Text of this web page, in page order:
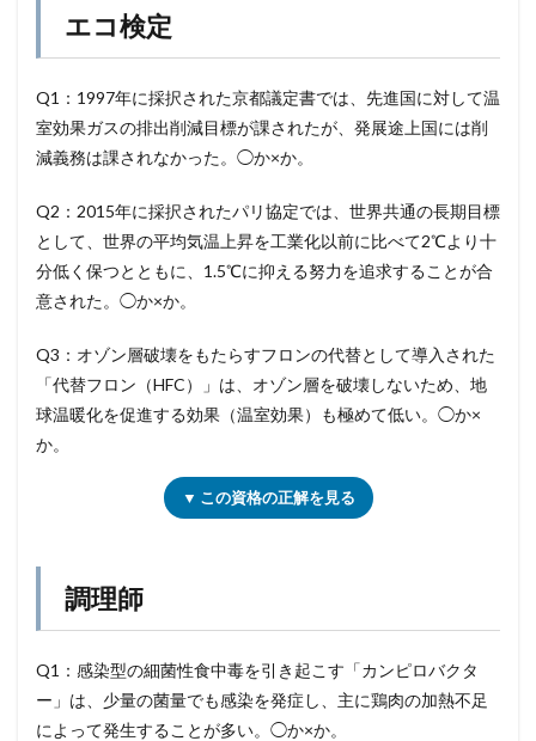
エコ検定
Q1：1997年に採択された京都議定書では、先進国に対して温
室効果ガスの排出削減目標が課されたが、発展途上国には削
減義務は課されなかった。◯か×か。
Q2：2015年に採択されたパリ協定では、世界共通の長期目標
として、世界の平均気温上昇を工業化以前に比べて2℃より十
分低く保つとともに、1.5℃に抑える努力を追求することが合
意された。◯か×か。
Q3：オゾン層破壊をもたらすフロンの代替として導入された
「代替フロン（HFC）」は、オゾン層を破壊しないため、地
球温暖化を促進する効果（温室効果）も極めて低い。◯か×
か。
▼ この資格の正解を見る
調理師
Q1：感染型の細菌性食中毒を引き起こす「カンピロバクタ
ー」は、少量の菌量でも感染を発症し、主に鶏肉の加熱不足
によって発生することが多い。◯か×か。